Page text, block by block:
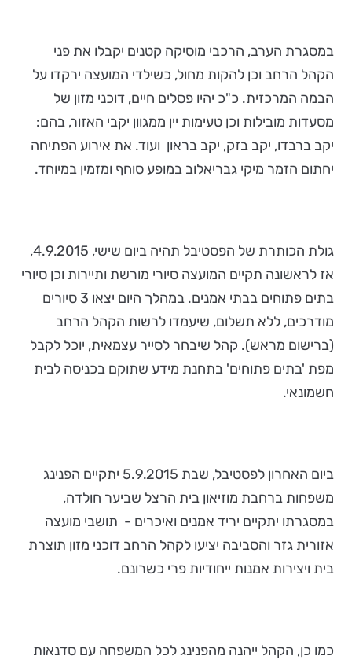
במסגרת הערב, הרכבי מוסיקה קטנים יקבלו את פני
הקהל הרחב וכן להקות מחול, כשילדי המועצה ירקדו על
הבמה המרכזית. כ"כ יהיו פסלים חיים, דוכני מזון של
מסעדות מובילות וכן טעימות יין ממגוון יקבי האזור, בהם:
יקב ברבדו, יקב בזק, יקב בראון ועוד. את אירוע הפתיחה
יחתום הזמר מיקי גבריאלוב במופע סוחף ומזמין במיוחד.
גולת הכותרת של הפסטיבל תהיה ביום שישי, 4.9.2015,
אז לראשונה תקיים המועצה סיורי מורשת ותיירות וכן סיורי
בתים פתוחים בבתי אמנים. במהלך היום יצאו 3 סיורים
מודרכים, ללא תשלום, שיעמדו לרשות הקהל הרחב
(ברישום מראש). קהל שיבחר לסייר עצמאית, יוכל לקבל
מפת 'בתים פתוחים' בתחנת מידע שתוקם בכניסה לבית
חשמונאי.
ביום האחרון לפסטיבל, שבת 5.9.2015 יתקיים הפנינג
משפחות ברחבת מוזיאון בית הרצל שביער חולדה,
במסגרתו יתקיים יריד אמנים ואיכרים - תושבי מועצה
אזורית גזר והסביבה יציעו לקהל הרחב דוכני מזון תוצרת
בית ויצירות אמנות ייחודיות פרי כשרונם.
כמו כן, הקהל ייהנה מהפנינג לכל המשפחה עם סדנאות